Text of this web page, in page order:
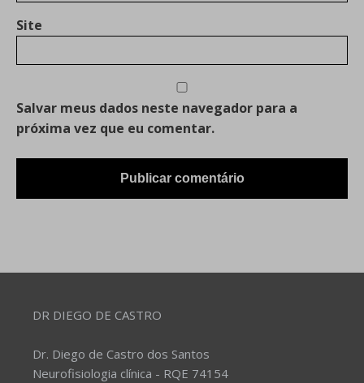
Site
Salvar meus dados neste navegador para a
próxima vez que eu comentar.
DR DIEGO DE CASTRO
Dr. Diego de Castro dos Santos
Neurofisiologia clínica - RQE 74154